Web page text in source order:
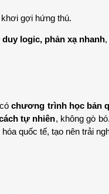
khơi gợi hứng thú.
logic, phản xạ nhanh
có chương trình học bản
tự nhiên, không gò
quốc tế, tạo nên trải